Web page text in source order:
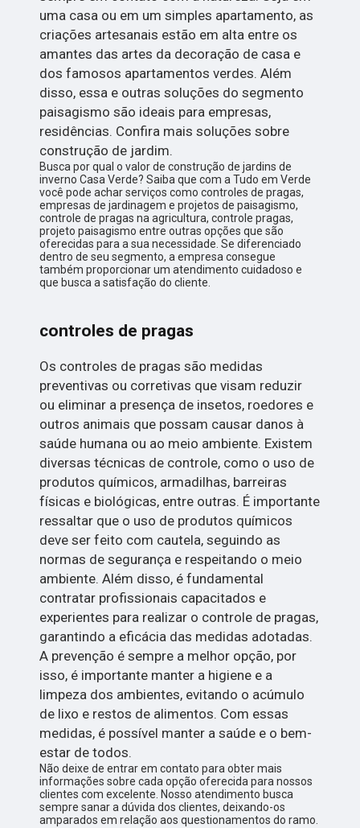
uma casa ou em um simples apartamento, as
criações artesanais estão em alta entre os
amantes das artes da decoração de casa e
dos famosos apartamentos verdes. Além
disso, essa e outras soluções do segmento
paisagismo são ideais para empresas,
residências. Confira mais soluções sobre
construção de jardim.
Busca por qual o valor de construção de jardins de
inverno Casa Verde? Saiba que com a Tudo em Verde
você pode achar serviços como controles de pragas,
empresas de jardinagem e projetos de paisagismo,
controle de pragas na agricultura, controle pragas,
projeto paisagismo entre outras opções que são
oferecidas para a sua necessidade. Se diferenciado
dentro de seu segmento, a empresa consegue
também proporcionar um atendimento cuidadoso e
que busca a satisfação do cliente.
controles de pragas
Os controles de pragas são medidas
preventivas ou corretivas que visam reduzir
ou eliminar a presença de insetos, roedores e
outros animais que possam causar danos à
saúde humana ou ao meio ambiente. Existem
diversas técnicas de controle, como o uso de
produtos químicos, armadilhas, barreiras
físicas e biológicas, entre outras. É importante
ressaltar que o uso de produtos químicos
deve ser feito com cautela, seguindo as
normas de segurança e respeitando o meio
ambiente. Além disso, é fundamental
contratar profissionais capacitados e
experientes para realizar o controle de pragas,
garantindo a eficácia das medidas adotadas.
A prevenção é sempre a melhor opção, por
isso, é importante manter a higiene e a
limpeza dos ambientes, evitando o acúmulo
de lixo e restos de alimentos. Com essas
medidas, é possível manter a saúde e o bem-
estar de todos.
Não deixe de entrar em contato para obter mais
informações sobre cada opção oferecida para nossos
clientes com excelente. Nosso atendimento busca
sempre sanar a dúvida dos clientes, deixando-os
amparados em relação aos questionamentos do ramo.